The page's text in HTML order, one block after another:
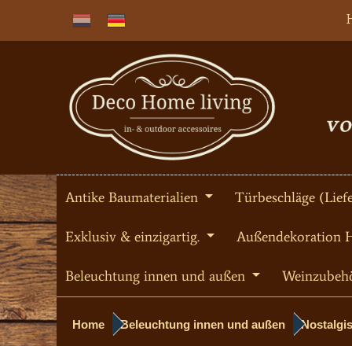
Antike Baumaterialien Türbeschläge
Exklusiv & einzigartig. Außendekoration
Beleuchtung innen und außen
Home Beleuchtung innen und außen